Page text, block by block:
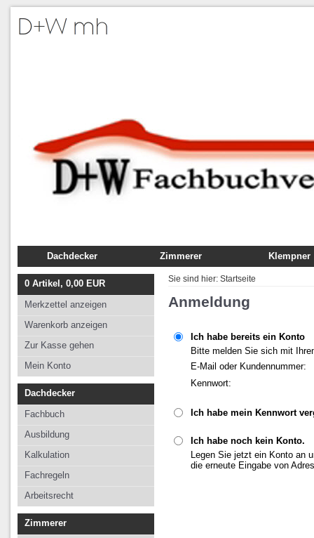
Dachdecker
Fachbuch
Ausbildung
Kalkulation
Fachregeln
Arbeitsrecht
Zimmerer
Fachbuch
Ausbildung
Fachregeln
Klempner
Fachregeln
0 Artikel, 0,00 EUR
Merkzettel anzeigen
Warenkorb anzeigen
Zur Kasse gehen
Mein Konto
Dachdecker
Fachbuch
Ausbildung
Kalkulation
Fachregeln
Arbeitsrecht
Zimmerer
Sie sind hier: Startseite
Anmeldung
Ich habe bereits ein Konto
Bitte melden Sie sich mit
E-Mail oder Kundennummer:
Kennwort:
Ich habe mein Kennwort
Ich habe noch kein Konto.
Legen Sie jetzt ein Konto an
die erneute Eingabe von